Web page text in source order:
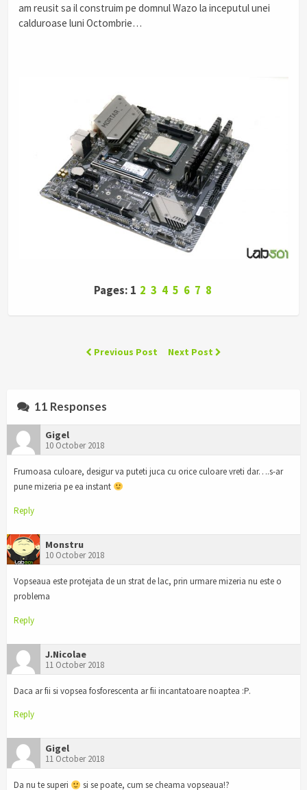
am reusit sa il construim pe domnul Wazo la inceputul unei
calduroase luni Octombrie…
Pages: 1 2 3 4 5 6 7 8
Previous Post Next Post
11 Responses
Gigel
10 October 2018
Frumoasa culoare, desigur va puteti juca cu orice culoare vreti dar….s-ar
pune mizeria pe ea instant
Reply
Monstru
10 October 2018
Vopseaua este protejata de un strat de lac, prin urmare mizeria nu este o
problema
Reply
J.Nicolae
11 October 2018
Daca ar fii si vopsea fosforescenta ar fii incantatoare noaptea :P.
Reply
Gigel
11 October 2018
Da nu te superi si se poate, cum se cheama vopseaua!?